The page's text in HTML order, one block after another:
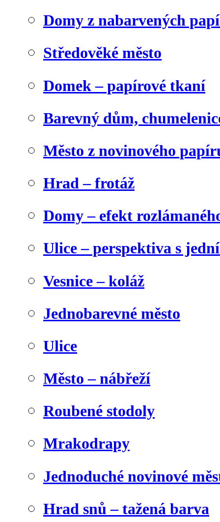
Domy z nabarvených
Středověké město
Domek – papírové tkaní
Barevný dům,
Město z novinového
Hrad – frotáž
Domy – efekt
Ulice – perspektiva s
Vesnice – koláž
Jednobarevné město
Ulice
Město – nábřeží
Roubené stodoly
Mrakodrapy
Jednoduché novinové
Hrad snů – tažená barva